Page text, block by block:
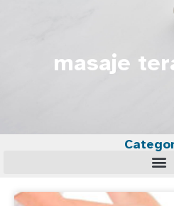
masaje